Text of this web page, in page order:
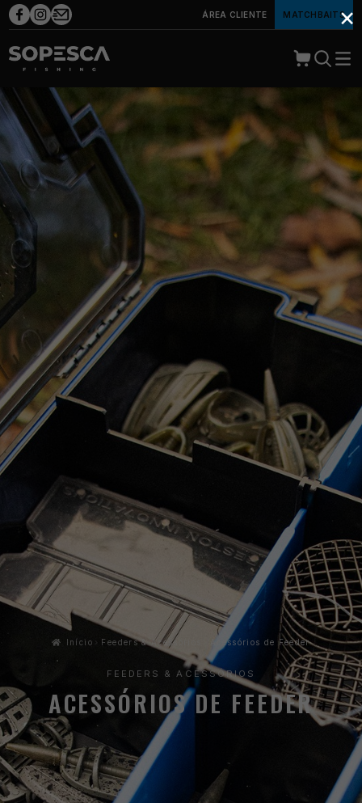
ÁREA CLIENTE MATCHBAITS
Início Feeders & Acessórios Acessórios de Feeder
FEEDERS & ACESSÓRIOS
ACESSÓRIOS DE FEEDER
×